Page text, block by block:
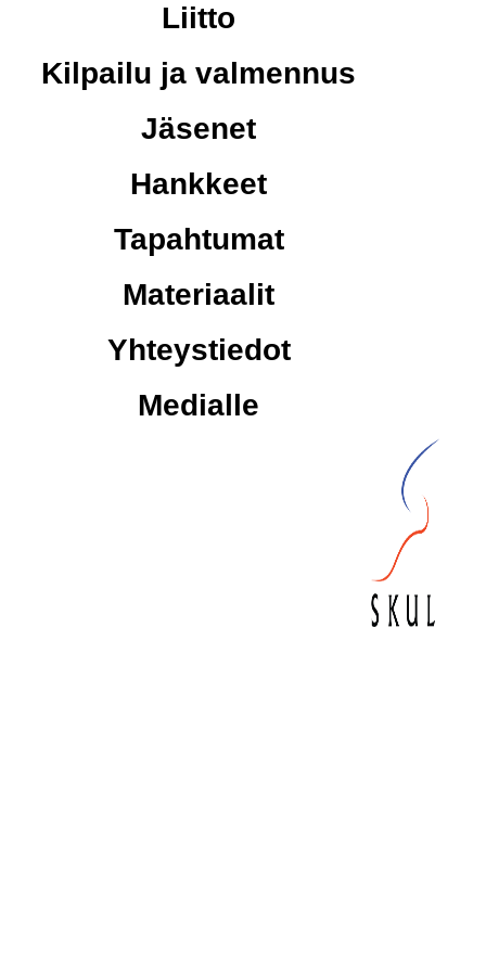
Liitto
Kilpailu ja valmennus
Jäsenet
Hankkeet
Tapahtumat
Materiaalit
Yhteystiedot
Medialle